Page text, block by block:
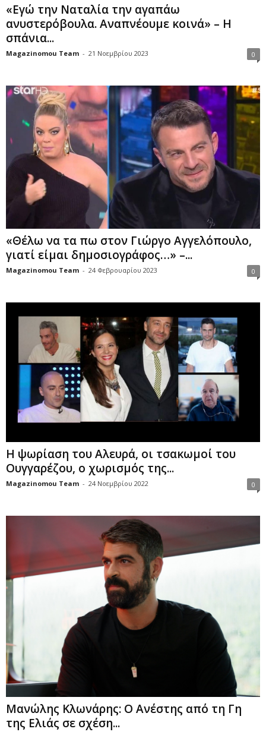
«Εγώ την Ναταλία την αγαπάω
ανυστερόβουλα. Αναπνέουμε κοινά» – Η
σπάνια...
Magazinomou Team - 21 Νοεμβρίου 2023 0
«Θέλω να τα πω στον Γιώργο Αγγελόπουλο,
γιατί είμαι δημοσιογράφος…» –...
Magazinomou Team - 24 Φεβρουαρίου 2023 0
Η ψωρίαση του Αλευρά, οι τσακωμοί του
Ουγγαρέζου, ο χωρισμός της...
Magazinomou Team - 24 Νοεμβρίου 2022 0
Μανώλης Κλωνάρης: Ο Ανέστης από τη Γη
της Ελιάς σε σχέση...